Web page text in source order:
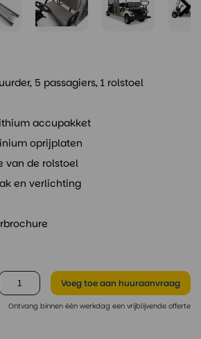
5 passagiers, 1 rolstoel
accupakket
oprijplaten
van de rolstoel
en verlichting
Voeg toeaan huuraanvraag
Ontvang binnen één werkdag een vrijblijvende offerte